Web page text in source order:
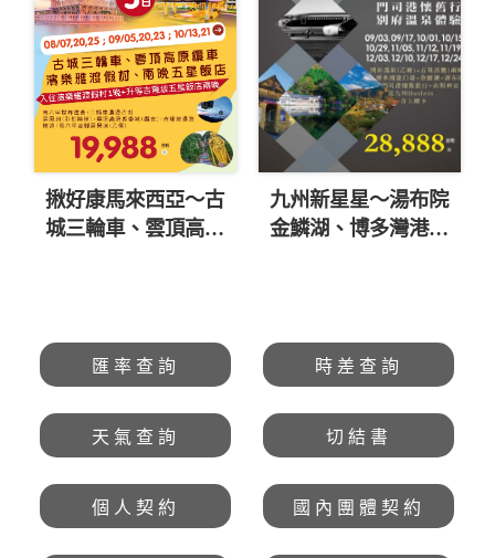
揪好康馬來西亞～古
城三輪車、雲頂高原
九州新星星～湯布院
金鱗湖、博多灣港口
匯率查詢 時差查詢
天氣查詢 切結書
個人契約 國內團體契約